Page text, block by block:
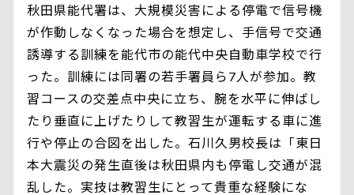
秋田県能代署は、大規模災害による停電で信号機
が作動しなくなった場合を想定し、手信号で交通
誘導する訓練を能代市の能代中央自動車学校で行
った。訓練には同署の若手署員ら7人が参加。教
習コースの交差点中央に立ち、腕を水平に伸ばし
たり垂直に上げたりして教習生が運転する車に進
行や停止の合図を出した。石川久男校長は「東日
本大震災の発生直後は秋田県内も停電し交通が混
乱した。実技は教習生にとって貴重な経験にな